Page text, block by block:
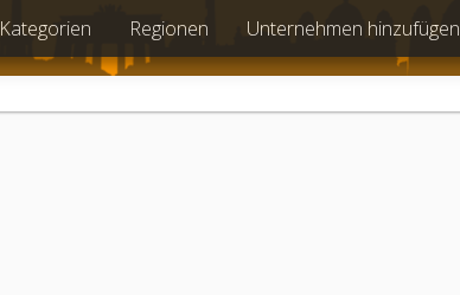
Kategorien Regionen Unternehmen hinzufügen